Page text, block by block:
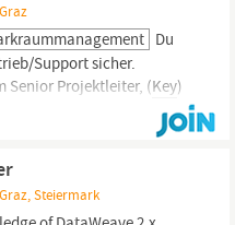
Du
Support sicher.
Senior Projektleiter, (Key)
(HTL/FH/Uni)
Steiermark